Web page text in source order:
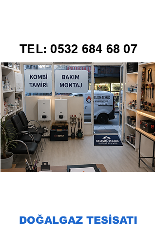
TEL:0532 684 68 07
DOĞALGAZ TESİSATI